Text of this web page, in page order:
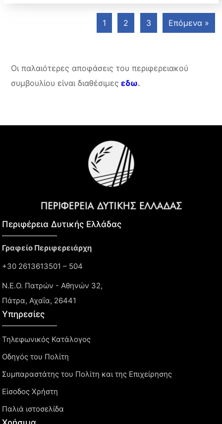
1 2 3 Επόμενα »
Οι παλαιότερες αποφάσεις του περιφερειακού
συμβουλίου είναι διαθέσιμες εδω.
Περιφέρεια Δυτικής Ελλάδας​
Γραφείο Περιφερειάρχη
+30 2613613501 – 504
Ν.Ε.Ο. Πατρών - Αθηνών 32,
Πάτρα, Αχαΐα, 26441
Υπηρεσίες
Τηλεφωνικός Κατάλογος
Οδηγός του Πολίτη
Συμπαραστάτης του Πολίτη και της Επιχείρησης
Είσοδος Χρήστη
Παλιά ιστοσελίδα